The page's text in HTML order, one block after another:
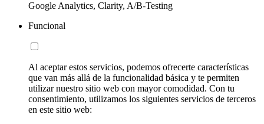
Google Analytics, Clarity, A/B-Testing
Funcional
Al aceptar estos servicios, podemos ofrecerte características
que van más allá de la funcionalidad básica y te permiten
utilizar nuestro sitio web con mayor comodidad. Con tu
consentimiento, utilizamos los siguientes servicios de terceros
en este sitio web: